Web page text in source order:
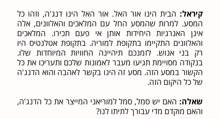
קיראל:הבית הינו אור האל. אור האל הינו דנג'ה, וזהו כל
המסע. למרות שהמסע החל עם המלאכים והאלוונים, אלה
אינן האנרגיות היחידות אותן אי פעם תכירו. המלאכים
והאלוונים התקיימו בתקופת למוריה. בתקופת אטלנטיס היו
רק בני אנוש. לזמנכם תיהיינה החוויות המיוחדות שלו.
בנקודה מסויימת תגיעו מעבר לאמונות שלכם ותעריכו את כל
הקשור במסע הזה. מסע זה הינו בקשר לאהבה והוא הדנג'ה
של כל היקום הזה.
שאלה:האם יש סמל, סמל למוריאני המייצר את כל הדנג'ה,
והאם מוקדם מדי עבורך לתיתו לנו?